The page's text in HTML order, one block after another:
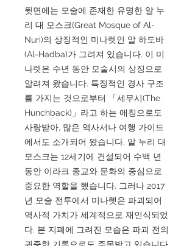
뒷면에는 모술에 존재한 유명한 알 누
리 대 모스크(Great Mosque of Al-
Nuri)의 상징적인 미나렛인 알 하도바
(Al-Hadba)가 그려져 있습니다. 이 미
나렛은 수년 동안 모술시의 상징으로
알려져 왔습니다. 특징적인 경사 구조
를 가지는 것으로부터 「세무시(The
Hunchback)」라고 하는 애칭으로도
사랑받아, 많은 역사서나 여행 가이드
에서도 소개되어 왔습니다. 알 누리 대
모스크는 12세기에 건설되어 수백 년
동안 이라크 종교와 문화의 중심으로
중요한 역할을 했습니다. 그러나 2017
년 모술 전투에서 미나렛은 파괴되어
역사적 가치가 세계적으로 재인식되었
다. 본 지폐에 그려진 모습은 파괴 전의
귀중한 기록으로도 주목받고 있습니다.